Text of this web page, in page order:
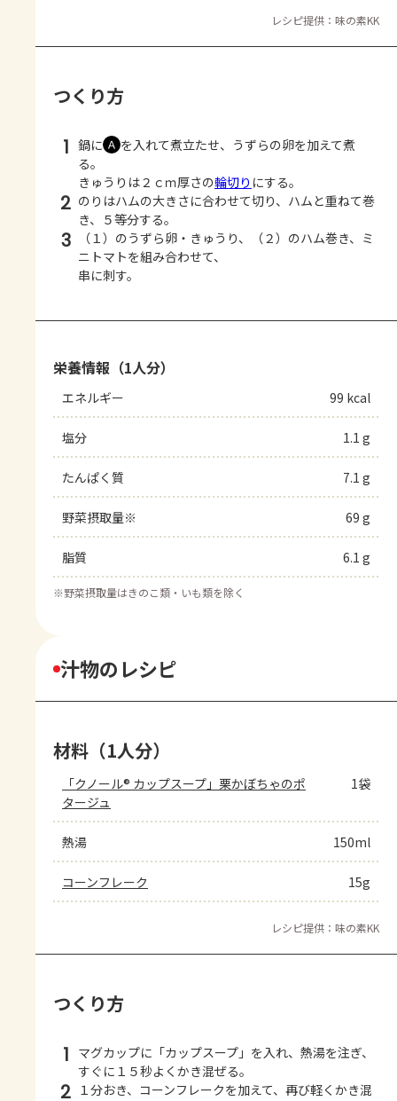
レシピ提供：味の素KK
つくり方
1 鍋に Ａ を入れて煮立たせ、うずらの卵を加えて煮
る。
きゅうりは２ｃｍ厚さの輪切り にする。
2 のりはハムの大きさに合わせて切り、ハムと重ねて巻
き、５等分する。
3
（１）のうずら卵・きゅうり、（２）のハム巻き、ミ
ニトマトを組み合わせて、
串に刺す。
栄養情報（1人分）
エネルギー 99 kcal
塩分 1.1 g
たんぱく質 7.1 g
野菜摂取量※ 69 g
脂質 6.1 g
※野菜摂取量はきのこ類・いも類を除く
汁物のレシピ
材料（1人分）
「クノール® カップスープ」栗かぼちゃのポ
タージュ
1袋
熱湯 150ml
コーンフレーク 15g
レシピ提供：味の素KK
つくり方
1 マグカップに「カップスープ」を入れ、熱湯を注ぎ、
すぐに１５秒よくかき混ぜる。
2 １分おき、コーンフレークを加えて、再び軽くかき混